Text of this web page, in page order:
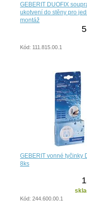
GEBERIT DUOFIX
ukotvení do stěny pro
montáž
Kód: 111.815.00.1
GEBERIT vonné tyčinky
8ks
Kód: 244.600.00.1